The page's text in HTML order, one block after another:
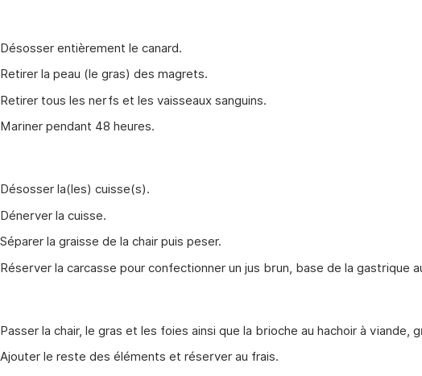
Désosser entièrement le canard.
Retirer la peau (le gras) des magrets.
Retirer tous les nerfs et les vaisseaux sanguins.
Mariner pendant 48 heures.
Désosser la(les) cuisse(s).
Dénerver la cuisse.
Séparer la graisse de la chair puis peser.
Réserver la carcasse pour confectionner un jus brun, base de la gastrique
Passer la chair, le gras et les foies ainsi que la brioche au hachoir à viande,
Ajouter le reste des éléments et réserver au frais.